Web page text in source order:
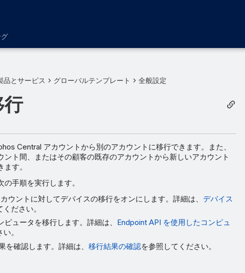
品とサービス グローバルテンプレート 全般設定
Central アカウントから別のアカウントに移行できます。また、
ト間、またはその顧客の既存のアカウントから新しいアカウント
す。
手順を実行します。
ウントに対してデバイスの移行をオンにします。詳細は、 デバイス
ださい。
ュータを移行します。詳細は、 Endpoint API を使用したコンピュ
。
を確認します。詳細は、移行結果の確認を参照してください。